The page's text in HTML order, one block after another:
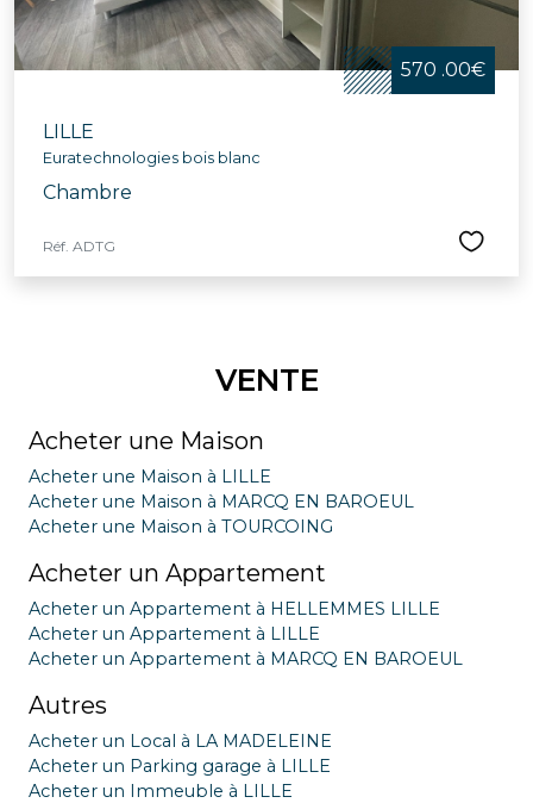
570 .00€
LILLE
Euratechnologies bois blanc
Chambre
Réf. ADTG
VENTE
Acheter une Maison
Acheter une Maison à LILLE
Acheter une Maison à MARCQ EN BAROEUL
Acheter une Maison à TOURCOING
Acheter un Appartement
Acheter un Appartement à HELLEMMES LILLE
Acheter un Appartement à LILLE
Acheter un Appartement à MARCQ EN BAROEUL
Autres
Acheter un Local à LA MADELEINE
Acheter un Parking garage à LILLE
Acheter un Immeuble à LILLE